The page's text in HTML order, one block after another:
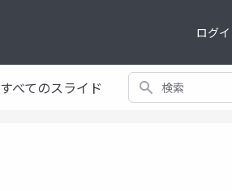
ログ
すべてのスライド 検索